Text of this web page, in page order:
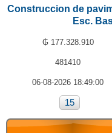
Construccion de
Esc.
₲ 177.328.910
481410
06-08-2026 18:49:00
15